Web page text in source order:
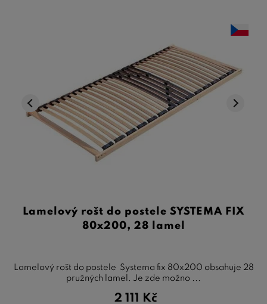
Lamelový rošt do postele SYSTEMA FIX
80x200, 28 lamel
Lamelový rošt do postele Systema fix 80x200 obsahuje 28
pružných lamel. Je zde možno ...
2 111 Kč